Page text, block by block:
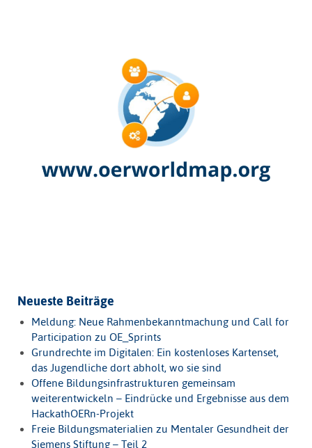
Neueste Beiträge
Meldung: Neue Rahmenbekanntmachung und Call for
Participation zu OE_Sprints
Grundrechte im Digitalen: Ein kostenloses Kartenset,
das Jugendliche dort abholt, wo sie sind
Offene Bildungsinfrastrukturen gemeinsam
weiterentwickeln – Eindrücke und Ergebnisse aus dem
HackathOERn-Projekt
Freie Bildungsmaterialien zu Mentaler Gesundheit der
Siemens Stiftung – Teil 2